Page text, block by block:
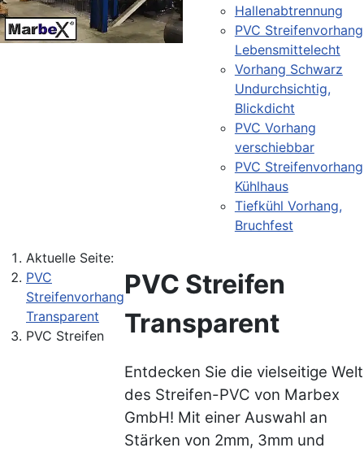
Hallenabtrennung
PVC Streifenvorhang
Lebensmittelecht
Vorhang Schwarz
Undurchsichtig,
Blickdicht
PVC Vorhang
verschiebbar
PVC Streifenvorhang
Kühlhaus
Tiefkühl Vorhang,
Bruchfest
Aktuelle Seite:
PVC
Streifenvorhang
Transparent
PVC Streifen
PVC Streifen
Transparent
Entdecken Sie die vielseitige Welt
des Streifen-PVC von Marbex
GmbH! Mit einer Auswahl an
Stärken von 2mm, 3mm und